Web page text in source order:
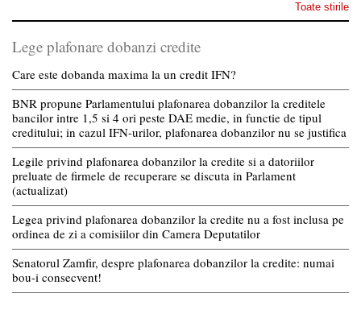
Toate stirile
Lege plafonare dobanzi credite
Care este dobanda maxima la un credit IFN?
BNR propune Parlamentului plafonarea dobanzilor la creditele
bancilor intre 1,5 si 4 ori peste DAE medie, in functie de tipul
creditului; in cazul IFN-urilor, plafonarea dobanzilor nu se justifica
Legile privind plafonarea dobanzilor la credite si a datoriilor
preluate de firmele de recuperare se discuta in Parlament
(actualizat)
Legea privind plafonarea dobanzilor la credite nu a fost inclusa pe
ordinea de zi a comisiilor din Camera Deputatilor
Senatorul Zamfir, despre plafonarea dobanzilor la credite: numai
bou-i consecvent!